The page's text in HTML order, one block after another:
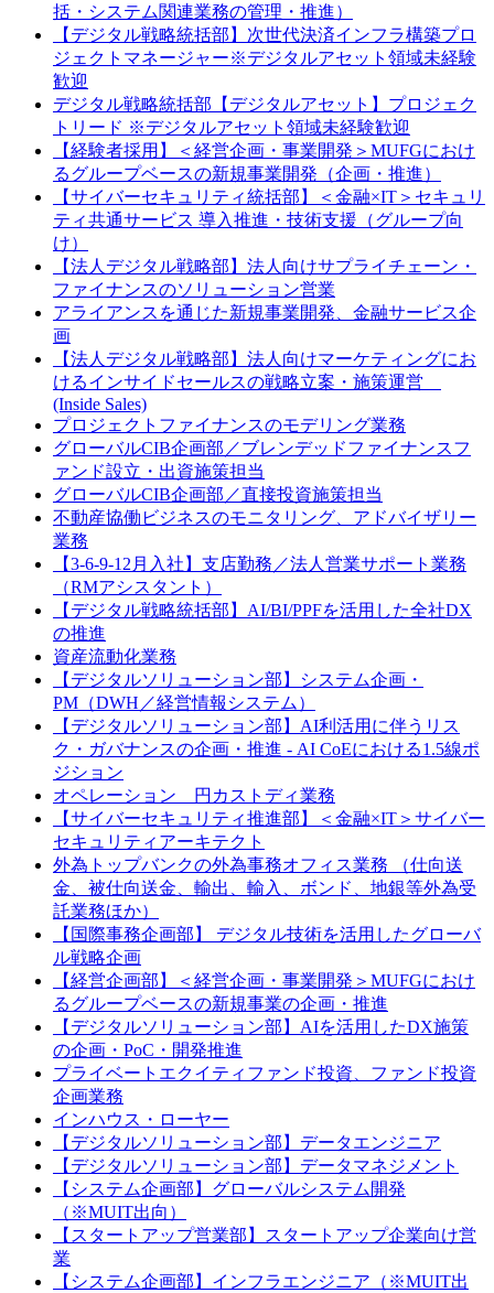
括・システム関連業務の管理・推進）
【デジタル戦略統括部】次世代決済インフラ構築プロ
ジェクトマネージャー※デジタルアセット領域未経験
歓迎
デジタル戦略統括部【デジタルアセット】プロジェク
トリード ※デジタルアセット領域未経験歓迎
【経験者採用】＜経営企画・事業開発＞MUFGにおけ
るグループベースの新規事業開発（企画・推進）
【サイバーセキュリティ統括部】＜金融×IT＞セキュリ
ティ共通サービス 導入推進・技術支援（グループ向
け）
【法人デジタル戦略部】法人向けサプライチェーン・
ファイナンスのソリューション営業
アライアンスを通じた新規事業開発、金融サービス企
画
【法人デジタル戦略部】法人向けマーケティングにお
けるインサイドセールスの戦略立案・施策運営
(Inside Sales)
プロジェクトファイナンスのモデリング業務
グローバルCIB企画部／ブレンデッドファイナンスフ
ァンド設立・出資施策担当
グローバルCIB企画部／直接投資施策担当
不動産協働ビジネスのモニタリング、アドバイザリー
業務
【3-6-9-12月入社】支店勤務／法人営業サポート業務
（RMアシスタント）
【デジタル戦略統括部】AI/BI/PPFを活用した全社DX
の推進
資産流動化業務
【デジタルソリューション部】システム企画・
PM（DWH／経営情報システム）
【デジタルソリューション部】AI利活用に伴うリス
ク・ガバナンスの企画・推進 - AI CoEにおける1.5線ポ
ジション
オペレーション 円カストディ業務
【サイバーセキュリティ推進部】＜金融×IT＞サイバー
セキュリティアーキテクト
外為トップバンクの外為事務オフィス業務 （仕向送
金、被仕向送金、輸出、輸入、ボンド、地銀等外為受
託業務ほか）
【国際事務企画部】 デジタル技術を活用したグローバ
ル戦略企画
【経営企画部】＜経営企画・事業開発＞MUFGにおけ
るグループベースの新規事業の企画・推進
【デジタルソリューション部】AIを活用したDX施策
の企画・PoC・開発推進
プライベートエクイティファンド投資、ファンド投資
企画業務
インハウス・ローヤー
【デジタルソリューション部】データエンジニア
【デジタルソリューション部】データマネジメント
【システム企画部】グローバルシステム開発
（※MUIT出向）
【スタートアップ営業部】スタートアップ企業向け営
業
【システム企画部】インフラエンジニア（※MUIT出